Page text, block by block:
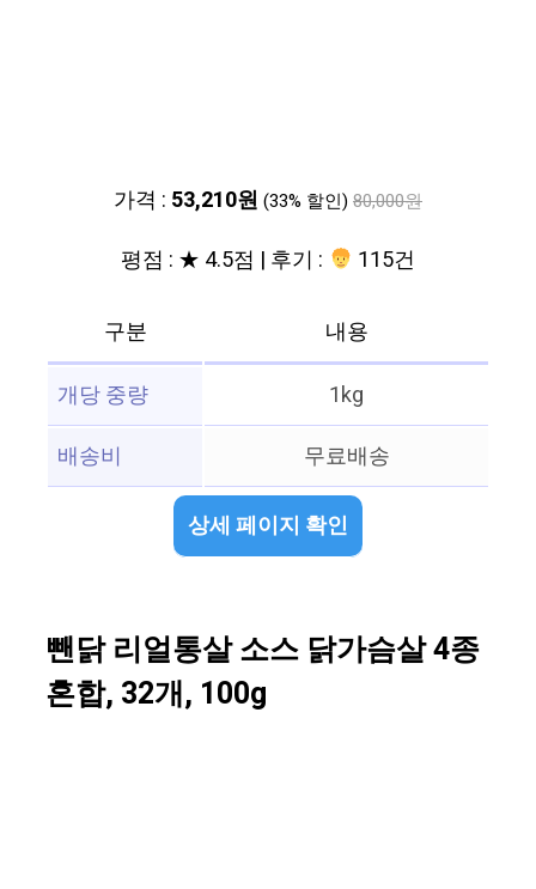
가격 : 53,210원 (33% 할인) 80,000원
평점 : ★ 4.5점 | 후기 : 115건
구분
내용
개당 중량
1kg
배송비
무료배송
상세 페이지 확인
뺀닭 리얼통살 소스 닭가슴살 4종
혼합, 32개, 100g